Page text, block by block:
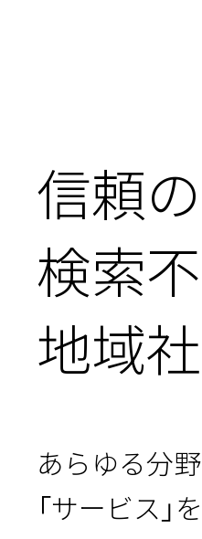
信頼
検索
地域
あらゆる分野
「サービス